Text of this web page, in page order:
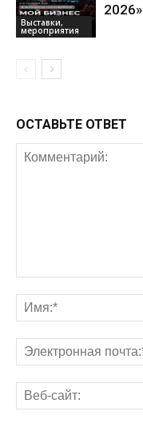
Выставки,
мероприятия
2026»
ОСТАВЬТЕ ОТВЕТ